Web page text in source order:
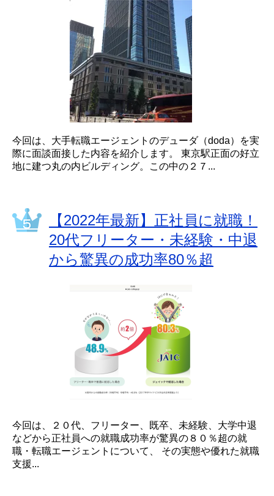
今回は、大手転職エージェントのデューダ（doda）を実
際に面談面接した内容を紹介します。 東京駅正面の好立
地に建つ丸の内ビルディング。この中の２７...
【2022年最新】正社員に就職！
20代フリーター・未経験・中退
から驚異の成功率80％超
今回は、２０代、フリーター、既卒、未経験、大学中退
などから正社員への就職成功率が驚異の８０％超の就
職・転職エージェントについて、 その実態や優れた就職
支援...